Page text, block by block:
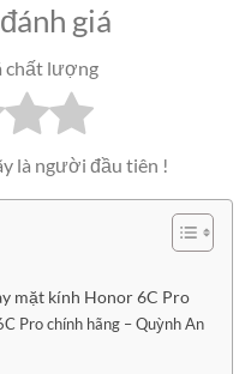
giá
chất lượng
là người đầu tiên !
mặt kính Honor 6C Pro
Pro chính hãng – Quỳnh An